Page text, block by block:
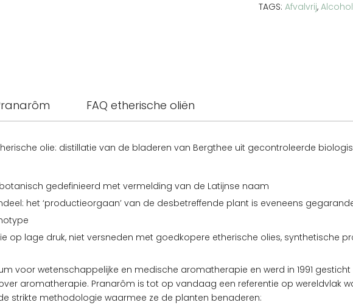
olie
TAGS: Afvalvrij,
FAQ etherische oliën
olie: distillatie van de bladeren van Bergthee uit gecontroleerde
gedefinieerd met vermelding van de Latijnse naam
het ‘productieorgaan’ van de desbetreffende plant is eveneens
op lage druk, niet versneden met goedkopere etherische olies, synthetische
voor wetenschappelijke en medische aromatherapie en werd in 1991
aromatherapie. Pranarôm is tot op vandaag een referentie op wereldvlak
strikte methodologie waarmee ze de planten benaderen: